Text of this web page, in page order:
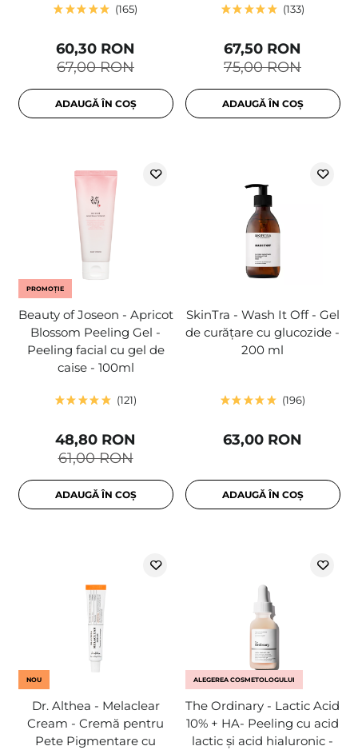
165
67,00 RON
60,30 RON
ADAUGĂ ÎN COȘ
133
75,00 RON
67,50 RON
ADAUGĂ ÎN COȘ
PROMOȚIE
Beauty of Joseon - Apricot
Blossom Peeling Gel -
Peeling facial cu gel de
caise - 100ml
121
61,00 RON
48,80 RON
ADAUGĂ ÎN COȘ
SkinTra - Wash It Off - Gel
de curățare cu glucozide -
200 ml
196
63,00 RON
ADAUGĂ ÎN COȘ
NOU
Dr. Althea - Melaclear
Cream - Cremă pentru
Pete Pigmentare cu
ALEGEREA COSMETOLOGULUI
The Ordinary - Lactic Acid
10% + HA- Peeling cu acid
lactic și acid hialuronic -